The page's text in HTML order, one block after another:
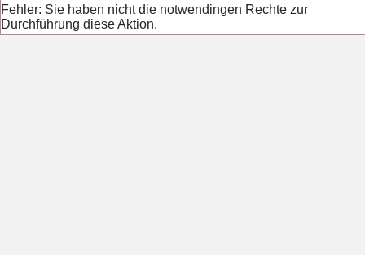
Fehler: Sie haben nicht die notwendingen Rechte zur
Durchführung diese Aktion.